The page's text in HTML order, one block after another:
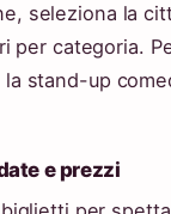
seleziona la
per categoria.
stand-up
e prezzi